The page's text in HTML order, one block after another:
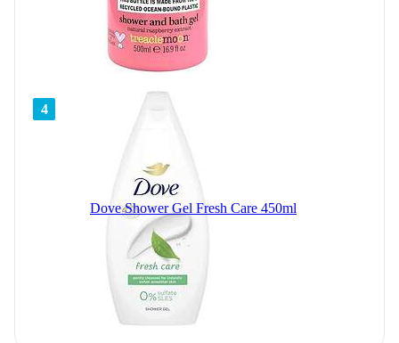
4
Dove Shower Gel Fresh Care 450ml